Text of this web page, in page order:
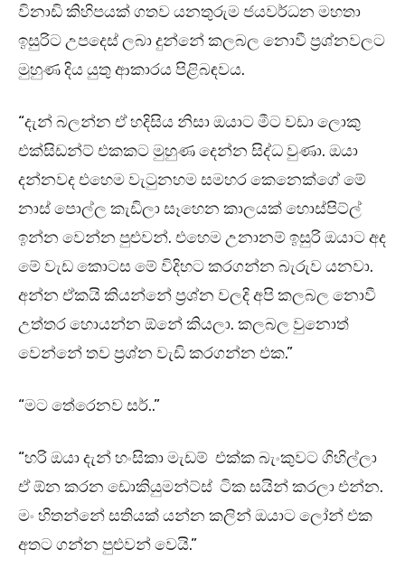
විනාඩි කිහිපයක් ගතව යනතුරුම ජයවර්ධන මහතා
ඉසුරිට උපදෙස් ලබා දුන්නේ කලබල නොවී ප්‍රශ්නවලට
මුහුණ දිය යුතු ආකාරය පිළිබඳවය.
“දැන් බලන්න ඒ හදිසිය නිසා ඔයාට මීට වඩා ලොකු
එක්සිඩන්ට් එකකට මුහුණ දෙන්න සිද්ධ වුණා. ඔයා
දන්නවද එහෙම වැටුනහම සමහර කෙනෙක්ගේ මේ
නාස් පොල්ල කැඩිලා සෑහෙන කාලයක් හොස්පිට්ල්
ඉන්න වෙන්න පුළුවන්. එහෙම උනානම් ඉසුරි ඔයාට අද
මේ වැඩ කොටස මේ විදිහට කරගන්න බැරුව යනවා.
අන්න ඒකයි කියන්නේ ප්‍රශ්න වලදි අපි කලබල නොවී
උත්තර හොයන්න ඕනේ කියලා. කලබල වුනොත්
වෙන්නේ තව ප්‍රශ්න වැඩි කරගන්න එක.”
“මට තේරෙනව සර්..”
“හරි ඔයා දැන් හංසිකා මැඩම් එක්ක බැංකුවට ගිහිල්ලා
ඒ ඕන කරන ඩොකියුමන්ට්ස් ටික සයින් කරලා එන්න.
මං හිතන්නේ සතියක් යන්න කලින් ඔයාට ලෝන් එක
අතට ගන්න පුළුවන් වෙයි.”